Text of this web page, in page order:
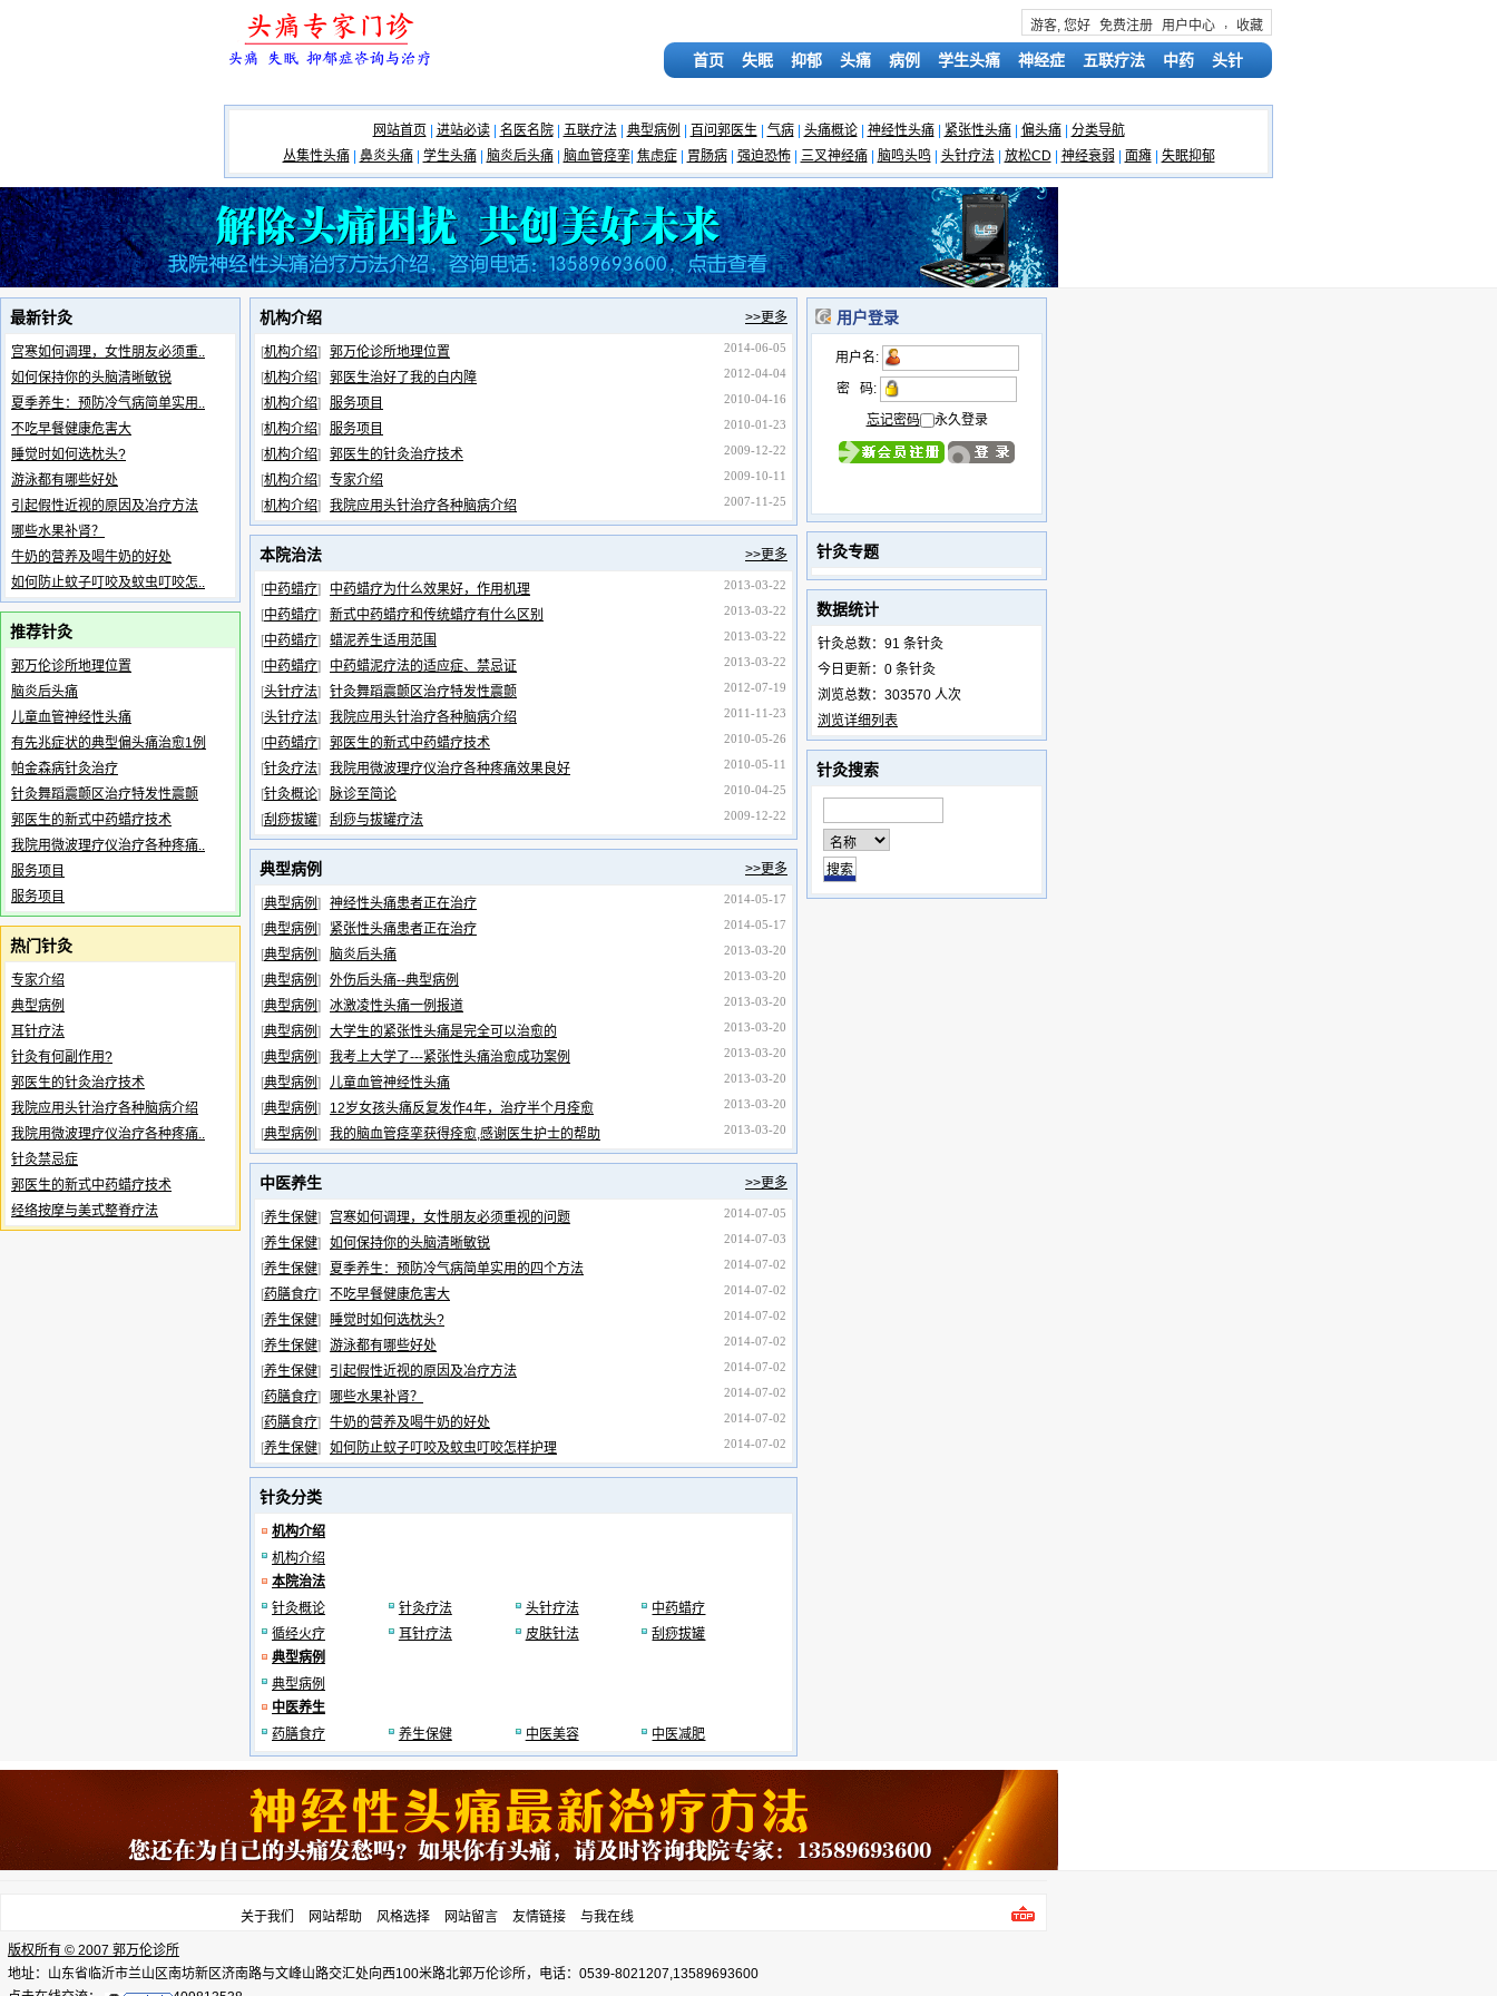
游客, 您好 免费注册 用户中心 , 收藏
首页 失眠 抑郁 头痛 病例 学生头痛 神经症 五联疗法 中药 头针
网站首页 进站必读 名医名院 五联疗法 典型病例 百问郭医生 气病 头痛概论 神经性头痛 紧张性头痛 偏头痛
分类导航
丛集性头痛
鼻炎头痛 学生头痛 脑炎后头痛 脑血管痉挛| 焦虑症 胃肠病 强迫恐怖 三叉神经痛 脑鸣头鸣 头针疗法 放松CD 神经衰弱 面瘫 失眠抑郁
最新针灸
宫寒如何调理，女性朋友必须重..
如何保持你的头脑清晰敏锐
夏季养生：预防冷气病简单实用..
不吃早餐健康危害大
睡觉时如何选枕头?
游泳都有哪些好处
引起假性近视的原因及冶疗方法
哪些水果补肾？
牛奶的营养及喝牛奶的好处
如何防止蚊子叮咬及蚊虫叮咬怎..
推荐针灸
郭万伦诊所地理位置
脑炎后头痛
儿童血管神经性头痛
有先兆症状的典型偏头痛治愈1例
帕金森病针灸治疗
针灸舞蹈震颤区治疗特发性震颤
郭医生的新式中药蜡疗技术
我院用微波理疗仪治疗各种疼痛..
服务项目
服务项目
热门针灸
专家介绍
典型病例
耳针疗法
针灸有何副作用?
郭医生的针灸治疗技术
我院应用头针治疗各种脑病介绍
我院用微波理疗仪治疗各种疼痛..
针灸禁忌症
郭医生的新式中药蜡疗技术
经络按摩与美式整脊疗法
>>更多
机构介绍
2014-06-05
[机构介绍] 郭万伦诊所地理位置
2012-04-04
[机构介绍] 郭医生治好了我的白内障
2010-04-16
[机构介绍] 服务项目
2010-01-23
[机构介绍] 服务项目
2009-12-22
[机构介绍] 郭医生的针灸治疗技术
2009-10-11
[机构介绍] 专家介绍
2007-11-25
[机构介绍] 我院应用头针治疗各种脑病介绍
>>更多
本院治法
2013-03-22
[中药蜡疗] 中药蜡疗为什么效果好，作用机理
2013-03-22
[中药蜡疗] 新式中药蜡疗和传统蜡疗有什么区别
2013-03-22
[中药蜡疗] 蜡泥养生适用范围
2013-03-22
[中药蜡疗] 中药蜡泥疗法的适应症、禁忌证
2012-07-19
[头针疗法] 针灸舞蹈震颤区治疗特发性震颤
2011-11-23
[头针疗法] 我院应用头针治疗各种脑病介绍
2010-05-26
[中药蜡疗] 郭医生的新式中药蜡疗技术
2010-05-11
[针灸疗法] 我院用微波理疗仪治疗各种疼痛效果良好
2010-04-25
[针灸概论] 脉诊至简论
2009-12-22
[刮痧拔罐] 刮痧与拔罐疗法
>>更多
典型病例
2014-05-17
[典型病例 ] 神经性头痛患者正在治疗
2014-05-17
[典型病例 ] 紧张性头痛患者正在治疗
2013-03-20
[典型病例 ] 脑炎后头痛
2013-03-20
[典型病例 ] 外伤后头痛--典型病例
2013-03-20
[典型病例 ] 冰激凌性头痛一例报道
2013-03-20
[典型病例 ] 大学生的紧张性头痛是完全可以治愈的
2013-03-20
[典型病例 ] 我考上大学了---紧张性头痛治愈成功案例
2013-03-20
[典型病例 ] 儿童血管神经性头痛
2013-03-20
[典型病例 ] 12岁女孩头痛反复发作4年，治疗半个月痊愈
2013-03-20
[典型病例 ] 我的脑血管痉挛获得痊愈,感谢医生护士的帮助
>>更多
中医养生
2014-07-05
[养生保健] 宫寒如何调理，女性朋友必须重视的问题
2014-07-03
[养生保健] 如何保持你的头脑清晰敏锐
2014-07-02
[养生保健] 夏季养生：预防冷气病简单实用的四个方法
2014-07-02
[药膳食疗] 不吃早餐健康危害大
2014-07-02
[养生保健] 睡觉时如何选枕头?
2014-07-02
[养生保健] 游泳都有哪些好处
2014-07-02
[养生保健] 引起假性近视的原因及冶疗方法
2014-07-02
[药膳食疗] 哪些水果补肾？
2014-07-02
[药膳食疗] 牛奶的营养及喝牛奶的好处
2014-07-02
[养生保健] 如何防止蚊子叮咬及蚊虫叮咬怎样护理
针灸分类
机构介绍
机构介绍
本院治法
针灸概论
针灸疗法 头针疗法
中药蜡疗
循经火疗
耳针疗法 皮肤针法
刮痧拔罐
典型病例
典型病例
中医养生
药膳食疗
养生保健 中医美容 中医减肥
用户登录
用户名:
密 码:
忘记密码
永久登录
针灸专题
数据统计
针灸总数：91 条针灸
今日更新：0 条针灸
浏览总数：303570 人次
浏览详细列表
针灸搜索
关于我们 网站帮助 风格选择 网站留言 友情链接 与我在线
版权所有 © 2007 郭万伦诊所
地址：山东省临沂市兰山区南坊新区济南路与文峰山路交汇处向西100米路北郭万伦诊所，电话：0539-8021207,13589693600